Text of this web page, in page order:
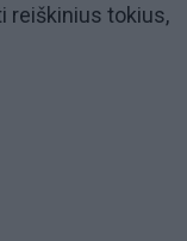
reiškinius tokius,